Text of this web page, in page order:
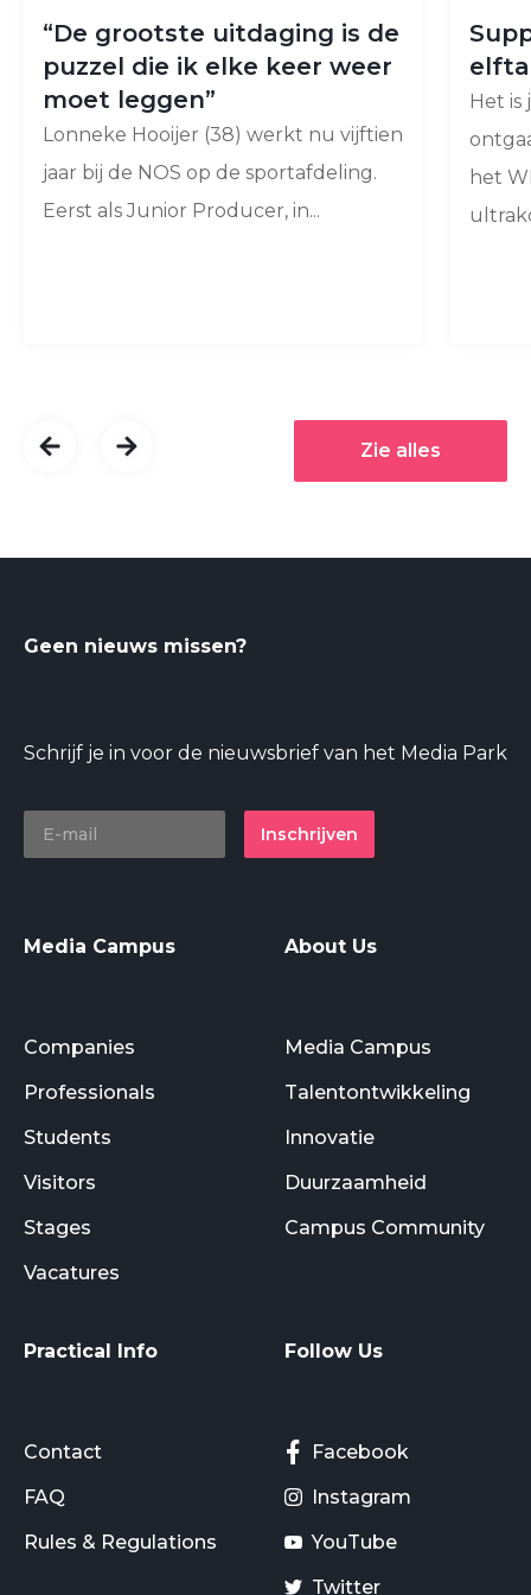
“De grootste uitdaging is de
puzzel die ik elke keer weer
moet leggen”
Lonneke Hooijer (38) werkt nu vijftien
jaar bij de NOS op de sportafdeling.
Eerst als Junior Producer, in...
Het is
het
Zie alles
Geen nieuws missen?
Schrijf je in voor de nieuwsbrief van het Media Park
Inschrijven
Media Campus
Companies
Professionals
Students
Visitors
Stages
Vacatures
About Us
Media Campus
Talentontwikkeling
Innovatie
Duurzaamheid
Campus Community
Practical Info
Contact
FAQ
Rules & Regulations
Follow Us
Facebook
Instagram
YouTube
Twitter